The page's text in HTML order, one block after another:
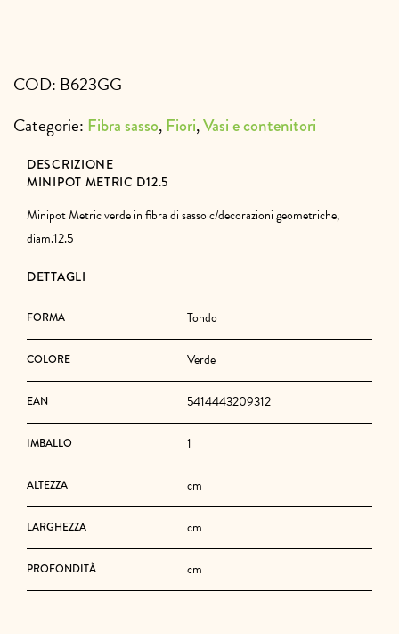
COD: B623GG
Categorie: Fibra sasso,Fiori,Vasi e contenitori
DESCRIZIONE
MINIPOT METRIC D12.5
Minipot Metric verde in fibra di sasso c/decorazioni geometriche,
diam.12.5
DETTAGLI
FORMA Tondo
COLORE Verde
EAN 5414443209312
IMBALLO 1
ALTEZZA cm
LARGHEZZA cm
PROFONDITÀ cm